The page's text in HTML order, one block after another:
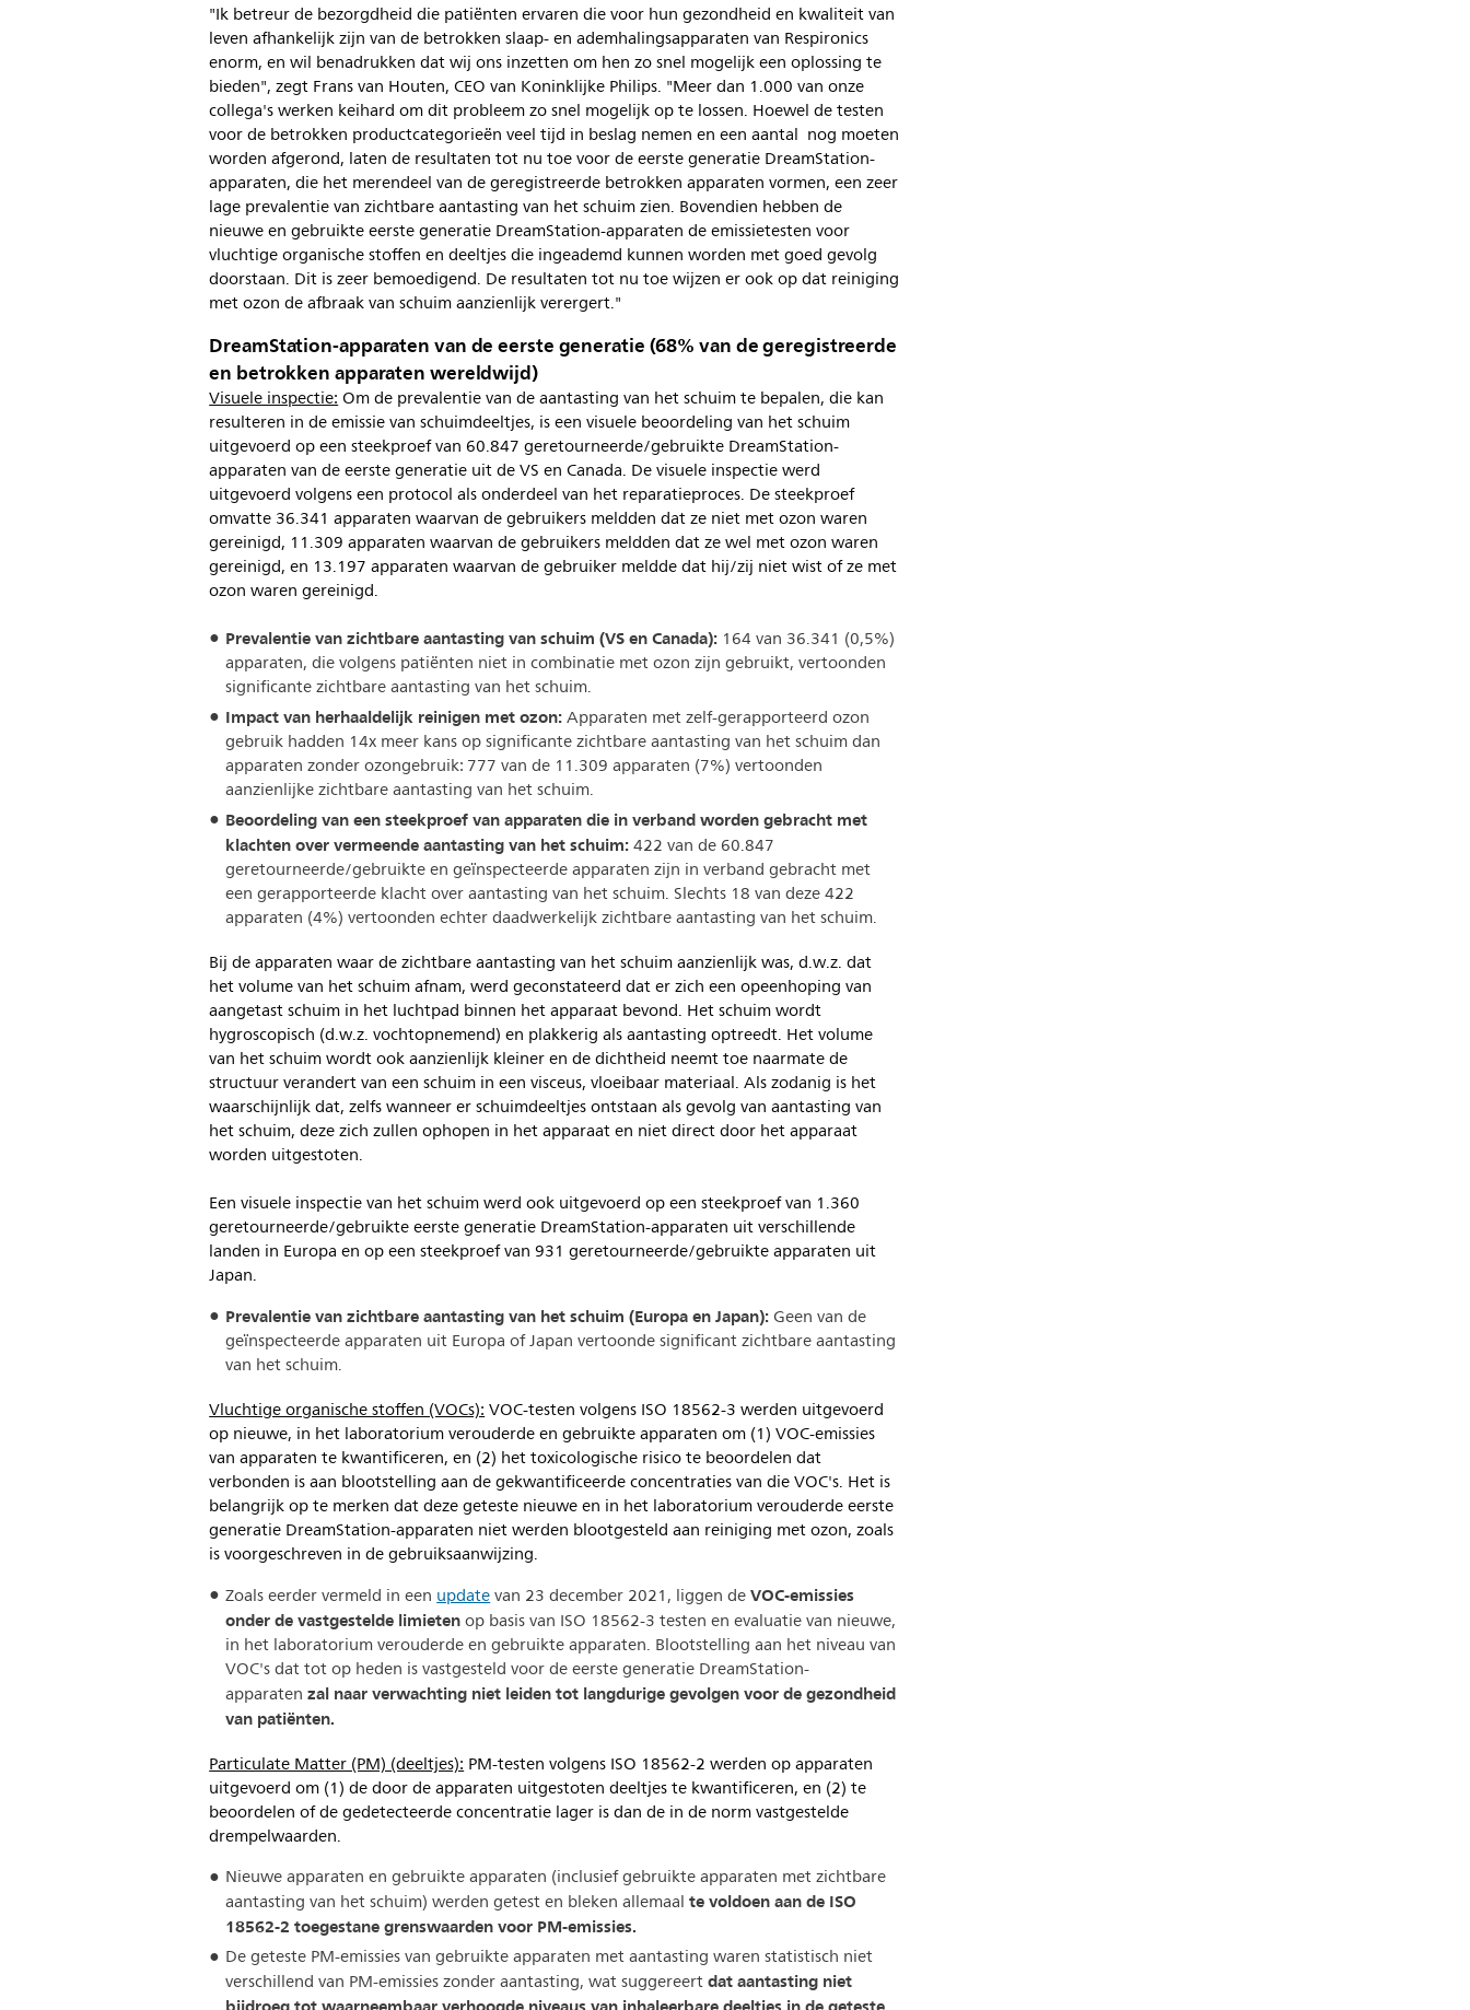
"Ik betreur de bezorgdheid die patiënten ervaren die voor hun gezondheid en kwaliteit van
leven afhankelijk zijn van de betrokken slaap- en ademhalingsapparaten van Respironics
enorm, en wil benadrukken dat wij ons inzetten om hen zo snel mogelijk een oplossing te
bieden", zegt Frans van Houten, CEO van Koninklijke Philips. "Meer dan 1.000 van onze
collega's werken keihard om dit probleem zo snel mogelijk op te lossen. Hoewel de testen
voor de betrokken productcategorieën veel tijd in beslag nemen en een aantal nog moeten
worden afgerond, laten de resultaten tot nu toe voor de eerste generatie DreamStation-
apparaten, die het merendeel van de geregistreerde betrokken apparaten vormen, een zeer
lage prevalentie van zichtbare aantasting van het schuim zien. Bovendien hebben de
nieuwe en gebruikte eerste generatie DreamStation-apparaten de emissietesten voor
vluchtige organische stoffen en deeltjes die ingeademd kunnen worden met goed gevolg
doorstaan. Dit is zeer bemoedigend. De resultaten tot nu toe wijzen er ook op dat reiniging
met ozon de afbraak van schuim aanzienlijk verergert."
DreamStation-apparaten van de eerste generatie (68% van de geregistreerde
en betrokken apparaten wereldwijd)
Visuele inspectie:Om de prevalentie van de aantasting van het schuim te bepalen, die kan
resulteren in de emissie van schuimdeeltjes, is een visuele beoordeling van het schuim
uitgevoerd op een steekproef van 60.847 geretourneerde/gebruikte DreamStation-
apparaten van de eerste generatie uit de VS en Canada. De visuele inspectie werd
uitgevoerd volgens een protocol als onderdeel van het reparatieproces. De steekproef
omvatte 36.341 apparaten waarvan de gebruikers meldden dat ze niet met ozon waren
gereinigd, 11.309 apparaten waarvan de gebruikers meldden dat ze wel met ozon waren
gereinigd, en 13.197 apparaten waarvan de gebruiker meldde dat hij/zij niet wist of ze met
ozon waren gereinigd.
Prevalentie van zichtbare aantasting van schuim (VS en Canada): 164 van 36.341 (0,5%)
apparaten, die volgens patiënten niet in combinatie met ozon zijn gebruikt, vertoonden
significante zichtbare aantasting van het schuim.
Impact van herhaaldelijk reinigen met ozon:Apparaten met zelf-gerapporteerd ozon
gebruik hadden 14x meer kans op significante zichtbare aantasting van het schuim dan
apparaten zonder ozongebruik: 777 van de 11.309 apparaten (7%) vertoonden
aanzienlijke zichtbare aantasting van het schuim.
Beoordeling van een steekproef van apparaten die in verband worden gebracht met
klachten over vermeende aantasting van het schuim:422 van de 60.847
geretourneerde/gebruikte en geïnspecteerde apparaten zijn in verband gebracht met
een gerapporteerde klacht over aantasting van het schuim. Slechts 18 van deze 422
apparaten (4%) vertoonden echter daadwerkelijk zichtbare aantasting van het schuim.
Bij de apparaten waar de zichtbare aantasting van het schuim aanzienlijk was, d.w.z. dat
het volume van het schuim afnam, werd geconstateerd dat er zich een opeenhoping van
aangetast schuim in het luchtpad binnen het apparaat bevond. Het schuim wordt
hygroscopisch (d.w.z. vochtopnemend) en plakkerig als aantasting optreedt. Het volume
van het schuim wordt ook aanzienlijk kleiner en de dichtheid neemt toe naarmate de
structuur verandert van een schuim in een visceus, vloeibaar materiaal. Als zodanig is het
waarschijnlijk dat, zelfs wanneer er schuimdeeltjes ontstaan als gevolg van aantasting van
het schuim, deze zich zullen ophopen in het apparaat en niet direct door het apparaat
worden uitgestoten.
Een visuele inspectie van het schuim werd ook uitgevoerd op een steekproef van 1.360
geretourneerde/gebruikte eerste generatie DreamStation-apparaten uit verschillende
landen in Europa en op een steekproef van 931 geretourneerde/gebruikte apparaten uit
Japan.
Prevalentie van zichtbare aantasting van het schuim (Europa en Japan): Geen van de
geïnspecteerde apparaten uit Europa of Japan vertoonde significant zichtbare aantasting
van het schuim.
Vluchtige organische stoffen (VOCs):VOC-testen volgens ISO 18562-3 werden uitgevoerd
op nieuwe, in het laboratorium verouderde en gebruikte apparaten om (1) VOC-emissies
van apparaten te kwantificeren, en (2) het toxicologische risico te beoordelen dat
verbonden is aan blootstelling aan de gekwantificeerde concentraties van die VOC's. Het is
belangrijk op te merken dat deze geteste nieuwe en in het laboratorium verouderde eerste
generatie DreamStation-apparaten niet werden blootgesteld aan reiniging met ozon, zoals
is voorgeschreven in de gebruiksaanwijzing.
Zoals eerder vermeld in eenupdatevan 23 december 2021, liggen deVOC-emissies
onder de vastgestelde limietenop basis van ISO 18562-3 testen en evaluatie van nieuwe,
in het laboratorium verouderde en gebruikte apparaten. Blootstelling aan het niveau van
VOC's dat tot op heden is vastgesteld voor de eerste generatie DreamStation-
apparatenzal naar verwachting niet leiden tot langdurige gevolgen voor de gezondheid
van patiënten.
Particulate Matter (PM) (deeltjes):PM-testen volgens ISO 18562-2 werden op apparaten
uitgevoerd om (1) de door de apparaten uitgestoten deeltjes te kwantificeren, en (2) te
beoordelen of de gedetecteerde concentratie lager is dan de in de norm vastgestelde
drempelwaarden.
Nieuwe apparaten en gebruikte apparaten (inclusief gebruikte apparaten met zichtbare
aantasting van het schuim) werden getest en bleken allemaalte voldoen aan de ISO
18562-2 toegestane grenswaarden voor PM-emissies.
De geteste PM-emissies van gebruikte apparaten met aantasting waren statistisch niet
verschillend van PM-emissies zonder aantasting, wat suggereertdat aantasting niet